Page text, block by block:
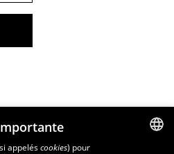
appeléscookies) pour